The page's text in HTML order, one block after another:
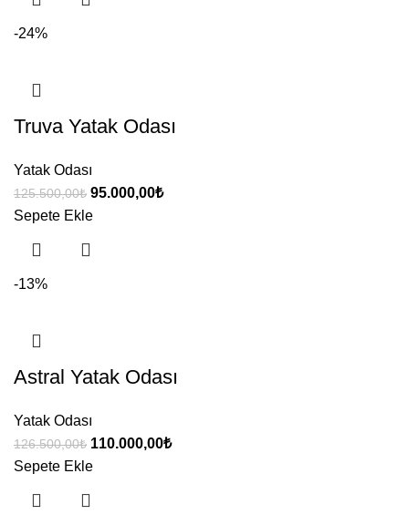
-24%
Truva Yatak Odası
Yatak Odası
125.500,00₺ Orijinal
fiyat:
95.000,00₺Şu
Sepete Ekle
-13%
Astral Yatak Odası
Yatak Odası
126.500,00₺ Orijinal
fiyat:
110.000,00₺Şu
Sepete Ekle